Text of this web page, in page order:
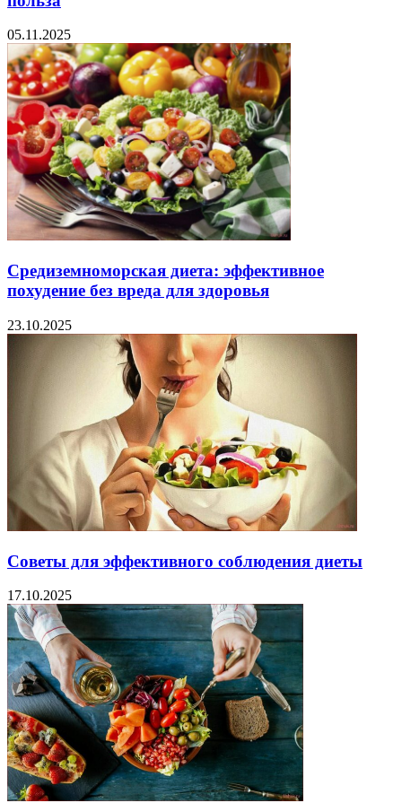
05.11.2025
Средиземноморская диета: эффективное
похудение без вреда для здоровья
23.10.2025
Советы для эффективного соблюдения диеты
17.10.2025